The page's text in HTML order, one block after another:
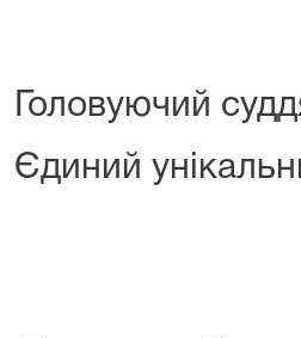
Головуючий
Єдиний